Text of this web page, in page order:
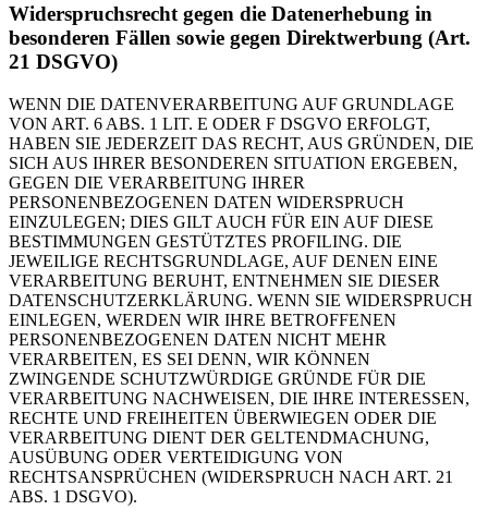
Widerspruchsrecht gegen die Datenerhebung in
besonderen Fällen sowie gegen Direktwerbung (Art.
21 DSGVO)
WENN DIE DATENVERARBEITUNG AUF GRUNDLAGE
VON ART. 6 ABS. 1 LIT. E ODER F DSGVO ERFOLGT,
HABEN SIE JEDERZEIT DAS RECHT, AUS GRÜNDEN, DIE
SICH AUS IHRER BESONDEREN SITUATION ERGEBEN,
GEGEN DIE VERARBEITUNG IHRER
PERSONENBEZOGENEN DATEN WIDERSPRUCH
EINZULEGEN; DIES GILT AUCH FÜR EIN AUF DIESE
BESTIMMUNGEN GESTÜTZTES PROFILING. DIE
JEWEILIGE RECHTSGRUNDLAGE, AUF DENEN EINE
VERARBEITUNG BERUHT, ENTNEHMEN SIE DIESER
DATENSCHUTZERKLÄRUNG. WENN SIE WIDERSPRUCH
EINLEGEN, WERDEN WIR IHRE BETROFFENEN
PERSONENBEZOGENEN DATEN NICHT MEHR
VERARBEITEN, ES SEI DENN, WIR KÖNNEN
ZWINGENDE SCHUTZWÜRDIGE GRÜNDE FÜR DIE
VERARBEITUNG NACHWEISEN, DIE IHRE INTERESSEN,
RECHTE UND FREIHEITEN ÜBERWIEGEN ODER DIE
VERARBEITUNG DIENT DER GELTENDMACHUNG,
AUSÜBUNG ODER VERTEIDIGUNG VON
RECHTSANSPRÜCHEN (WIDERSPRUCH NACH ART. 21
ABS. 1 DSGVO).